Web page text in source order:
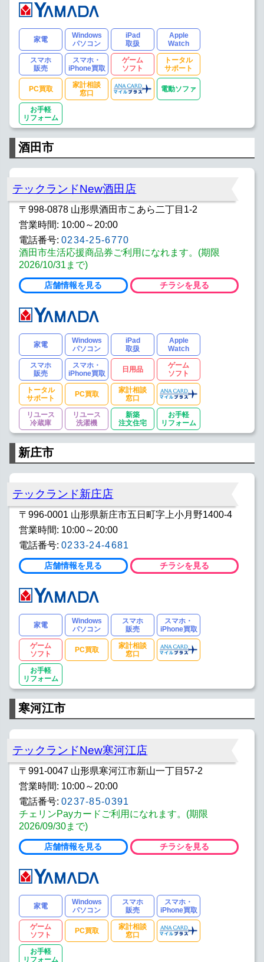
家電
Windows
パソコン
iPad
取扱
Apple
Watch
スマホ
販売
スマホ・
iPhone買取
ゲーム
ソフト
トータル
サポート
PC買取
家計相談
窓口
電動ソファ
お手軽
リフォーム
酒田市
テックランドNew酒田店
〒998-0878 山形県酒田市こあら二丁目1-2
営業時間: 10:00～20:00
電話番号: 0234-25-6770
酒田市生活応援商品券ご利用になれます。(期限
2026/10/31まで)
店舗情報を見る チラシを見る
家電
Windows
パソコン
iPad
取扱
Apple
Watch
スマホ
販売
スマホ・
iPhone買取
日用品
ゲーム
ソフト
トータル
サポート
PC買取
家計相談
窓口
リユース
冷蔵庫
リユース
洗濯機
新築
注文住宅
お手軽
リフォーム
新庄市
テックランド新庄店
〒996-0001 山形県新庄市五日町字上小月野1400-4
営業時間: 10:00～20:00
電話番号: 0233-24-4681
店舗情報を見る チラシを見る
家電
Windows
パソコン
スマホ
販売
スマホ・
iPhone買取
ゲーム
ソフト
PC買取
家計相談
窓口
お手軽
リフォーム
寒河江市
テックランドNew寒河江店
〒991-0047 山形県寒河江市新山一丁目57-2
営業時間: 10:00～20:00
電話番号: 0237-85-0391
チェリンPayカードご利用になれます。(期限
2026/09/30まで)
店舗情報を見る チラシを見る
家電
Windows
パソコン
スマホ
販売
スマホ・
iPhone買取
ゲーム
ソフト
PC買取
家計相談
窓口
お手軽
リフォーム